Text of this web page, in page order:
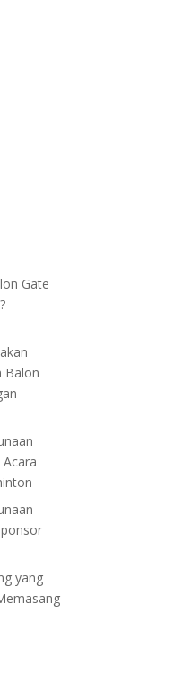
Gate
Balon
yang